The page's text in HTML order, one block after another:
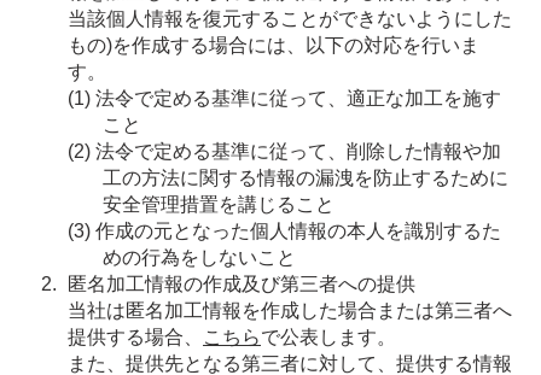
当該個人情報を復元することができないようにした
もの)を作成する場合には、以下の対応を行いま
す。
法令で定める基準に従って、適正な加工を施す
こと
法令で定める基準に従って、削除した情報や加
工の方法に関する情報の漏洩を防止するために
安全管理措置を講じること
作成の元となった個人情報の本人を識別するた
めの行為をしないこと
匿名加工情報の作成及び第三者への提供
当社は匿名加工情報を作成した場合または第三者へ
提供する場合、
こちらで公表します。
また、提供先となる第三者に対して、提供する情報